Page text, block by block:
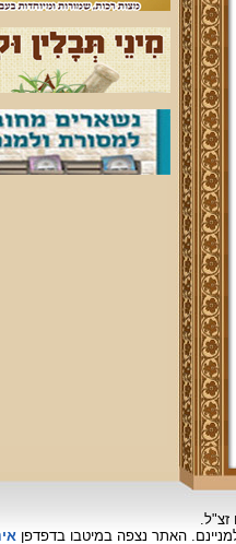
זצ"ל.
האתר נצפהבמיטבו בדפדפן